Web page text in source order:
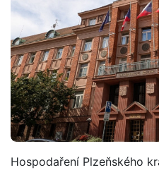
Hospodaření Plzeňského